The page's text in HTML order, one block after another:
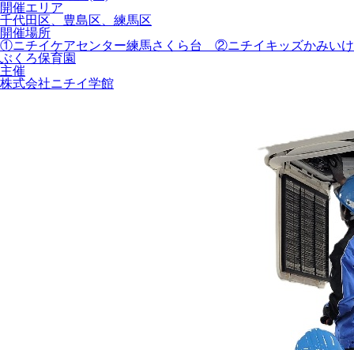
開催エリア
千代田区、豊島区、練馬区
開催場所
①ニチイケアセンター練馬さくら台 ②ニチイキッズかみいけ
ぶくろ保育園
主催
株式会社ニチイ学館